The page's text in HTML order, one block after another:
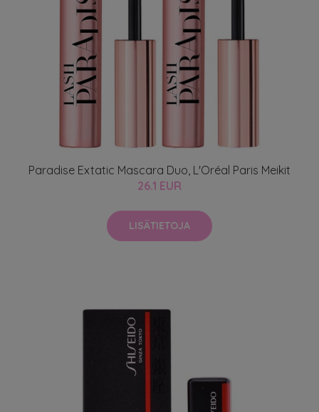
Paradise Extatic Mascara Duo, L'Oréal Paris Meikit
26.1 EUR
LISÄTIETOJA